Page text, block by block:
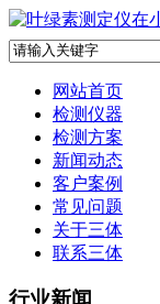
网站首页
检测仪器
检测方案
新闻动态
客户案例
常见问题
关于三体
联系三体
行业新闻